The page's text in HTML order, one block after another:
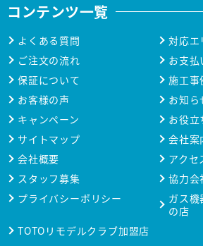
コンテンツ一覧
よくある質問
対応エ
ご注文の流れ
お支払
保証について
施工事
お客様の声
お知ら
キャンペーン
お役立
サイトマップ
会社案
会社概要
アクセ
スタッフ募集
協力会
プライバシーポリシー
ガス機
の店
TOTOリモデルクラブ加盟店